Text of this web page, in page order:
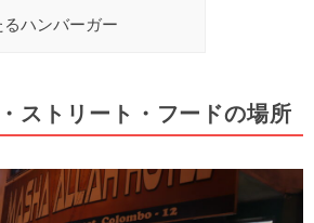
ハンバーガー
ストリート・フードの場所